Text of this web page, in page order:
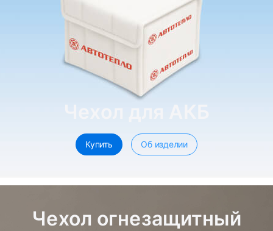
Купить Об изделии
Чехол огнезащитный